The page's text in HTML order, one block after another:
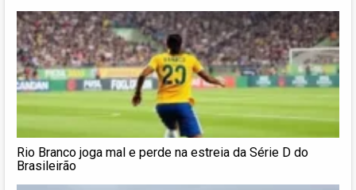
Rio Branco joga mal e perde na estreia da Série D do
Brasileirão